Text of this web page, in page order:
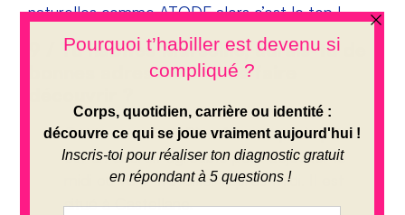
naturelles comme ATODE alors c’est le top !
9 / Tu habites Marseille, aurais-tu de
bonnes adresses à nous faire
Côté restaurant,Bien être et petit plat
est un endroit agréable pour déjeuner le
midi ou venir travailler l’après-midi. Il est
situé à Castellane.